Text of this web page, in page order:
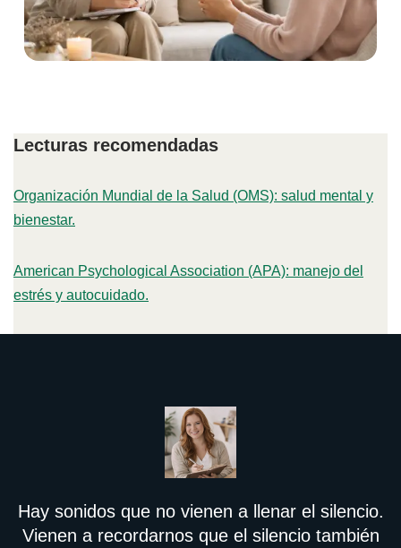
Lecturas recomendadas
Organización Mundial de la Salud (OMS): salud mental y
bienestar.
American Psychological Association (APA): manejo del
estrés y autocuidado.
Hay sonidos que no vienen a llenar el silencio.
Vienen a recordarnos que el silencio también